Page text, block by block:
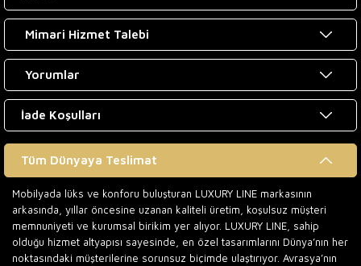
Mimari Hizmet Talebi
Yorumlar
İade Koşulları
Tüm Dünyaya Teslimat
Mobilyada lüks ve konforu buluşturan LUXURY LINE markasının
arkasında, yıllar öncesine uzanan kaliteli üretim, koşulsuz müşteri
memnuniyeti ve kurumsal birikim yer alıyor. LUXURY LINE, sahip
olduğu hizmet altyapısı sayesinde, en özel tasarımlarını Dünya’nın her
noktasındaki müşterilerine sorunsuz biçimde ulaştırıyor. Avrasya’nın